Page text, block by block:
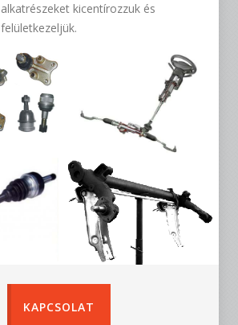
alkatrészeket kicentírozzuk és
felületkezeljük.
KAPCSOLAT